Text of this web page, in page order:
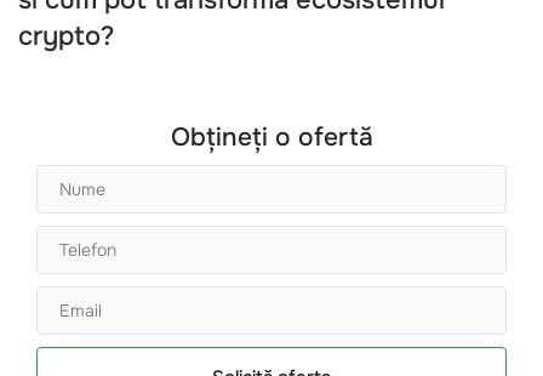
crypto?
Obțineți o ofertă